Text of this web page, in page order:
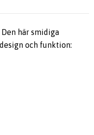
här smidiga
och funktion: